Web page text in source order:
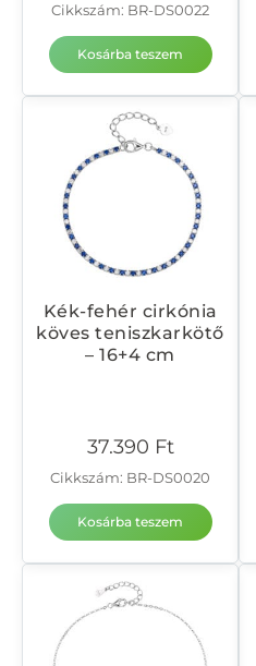
Cikkszám: BR-DS0022
Kosárba teszem
Kék-fehér cirkónia
köves teniszkarkötő
– 16+4 cm
37.390 Ft
Cikkszám: BR-DS0020
Kosárba teszem